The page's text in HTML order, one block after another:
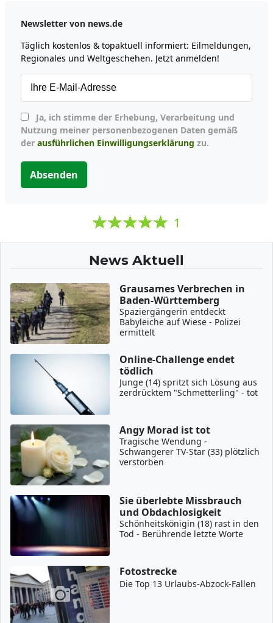
Newsletter von news.de
Täglich kostenlos & topaktuell informiert: Eilmeldungen,
Regionales und Weltgeschehen. Jetzt anmelden!
Nutzung meiner personenbezogenen Daten gemäß
der ausführlichen Einwilligungserklärung zu.
Absenden
1
News Aktuell
Grausames Verbrechen in
Baden-Württemberg
Spaziergängerin entdeckt
Babyleiche auf Wiese - Polizei
ermittelt
Online-Challenge endet
tödlich
Junge (14) spritzt sich Lösung aus
zerdrücktem "Schmetterling" - tot
Angy Morad ist tot
Tragische Wendung -
Schwangerer TV-Star (33) plötzlich
verstorben
Sie überlebte Missbrauch
und Obdachlosigkeit
Schönheitskönigin (18) rast in den
Tod - Berührende letzte Worte
Fotostrecke
Die Top 13 Urlaubs-Abzock-Fallen